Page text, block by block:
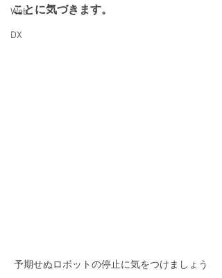
Web
DX
ことに気づきます。
予期せぬロボットの停止に気をつけましょう